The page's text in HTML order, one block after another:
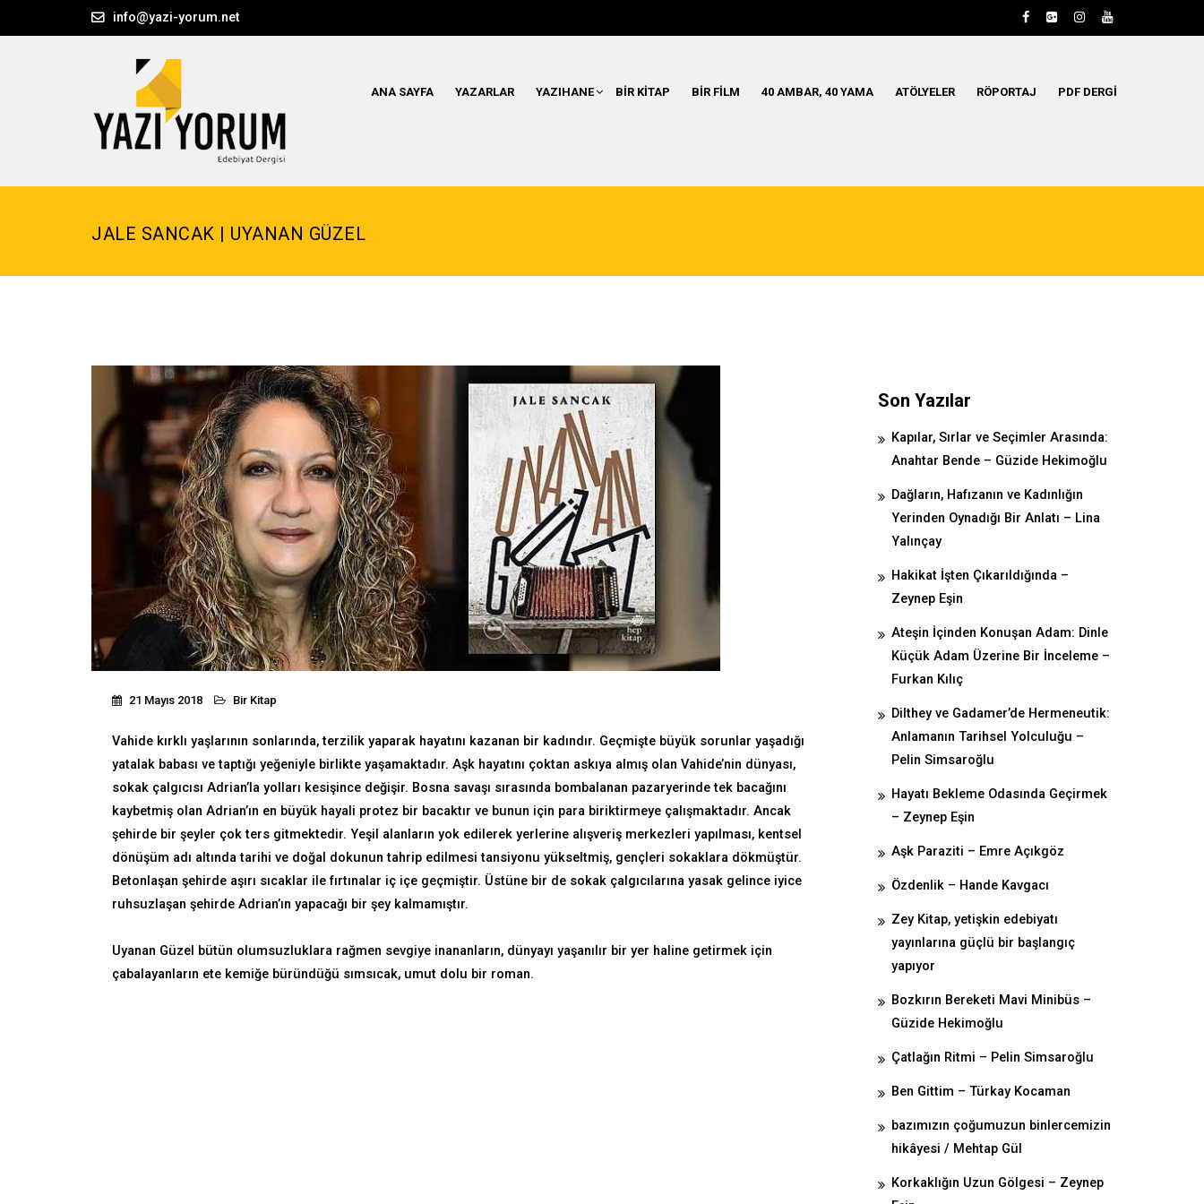
info@yazi-yorum.net
ANA SAYFA YAZARLAR YAZIHANE BIR KITAP BIR FILM 40 AMBAR, 40 YAMA ATÖLYELER RÖPORTAJ PDF DERGI
JALE SANCAK | UYANAN GÜZEL
21 Mayıs 2018 Bir Kitap
Vahide kırklı yaşlarının sonlarında, terzilik yaparak hayatını kazanan bir kadındır. Geçmişte büyük sorunlar yaşadığı
yatalak babası ve taptığı yeğeniyle birlikte yaşamaktadır. Aşk hayatını çoktan askıya almış olan Vahide’nin dünyası,
sokak çalgıcısı Adrian’la yolları kesişince değişir. Bosna savaşı sırasında bombalanan pazaryerinde tek bacağını
kaybetmiş olan Adrian’ın en büyük hayali protez bir bacaktır ve bunun için para biriktirmeye çalışmaktadır. Ancak
şehirde bir şeyler çok ters gitmektedir. Yeşil alanların yok edilerek yerlerine alışveriş merkezleri yapılması, kentsel
dönüşüm adı altında tarihi ve doğal dokunun tahrip edilmesi tansiyonu yükseltmiş, gençleri sokaklara dökmüştür.
Betonlaşan şehirde aşırı sıcaklar ile fırtınalar iç içe geçmiştir. Üstüne bir de sokak çalgıcılarına yasak gelince iyice
ruhsuzlaşan şehirde Adrian’ın yapacağı bir şey kalmamıştır.
Uyanan Güzel bütün olumsuzluklara rağmen sevgiye inananların, dünyayı yaşanılır bir yer haline getirmek için
çabalayanların ete kemiğe büründüğü sımsıcak, umut dolu bir roman.
Son Yazılar
Kapılar, Sırlar ve Seçimler Arasında:
Anahtar Bende – Güzide Hekimoğlu
Dağların, Hafızanın ve Kadınlığın
Yerinden Oynadığı Bir Anlatı – Lina
Yalınçay
Hakikat İşten Çıkarıldığında –
Zeynep Eşin
Ateşin İçinden Konuşan Adam: Dinle
Küçük Adam Üzerine Bir İnceleme –
Furkan Kılıç
Dilthey ve Gadamer’de Hermeneutik:
Anlamanın Tarihsel Yolculuğu –
Pelin Simsaroğlu
Hayatı Bekleme Odasında Geçirmek
– Zeynep Eşin
Aşk Paraziti – Emre Açıkgöz
Özdenlik – Hande Kavgacı
Zey Kitap, yetişkin edebiyatı
yayınlarına güçlü bir başlangıç
yapıyor
Bozkırın Bereketi Mavi Minibüs –
Güzide Hekimoğlu
Çatlağın Ritmi – Pelin Simsaroğlu
Ben Gittim – Türkay Kocaman
bazımızın çoğumuzun binlercemizin
hikâyesi / Mehtap Gül
Korkaklığın Uzun Gölgesi – Zeynep